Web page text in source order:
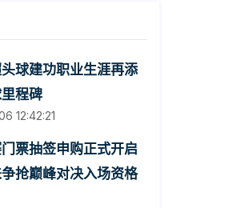
球建功职业生涯再添
程碑
12:42:21
票抽签申购正式开启
抢巅峰对决入场资格